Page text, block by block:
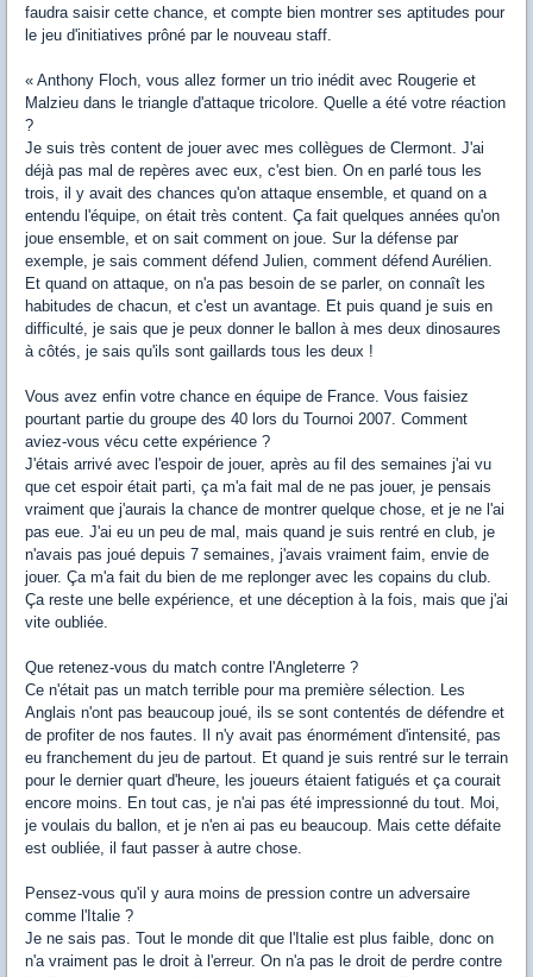
faudra saisir cette chance, et compte bien montrer ses aptitudes pour
le jeu d'initiatives prôné par le nouveau staff.
« Anthony Floch, vous allez former un trio inédit avec Rougerie et
Malzieu dans le triangle d'attaque tricolore. Quelle a été votre réaction
?
Je suis très content de jouer avec mes collègues de Clermont. J'ai
déjà pas mal de repères avec eux, c'est bien. On en parlé tous les
trois, il y avait des chances qu'on attaque ensemble, et quand on a
entendu l'équipe, on était très content. Ça fait quelques années qu'on
joue ensemble, et on sait comment on joue. Sur la défense par
exemple, je sais comment défend Julien, comment défend Aurélien.
Et quand on attaque, on n'a pas besoin de se parler, on connaît les
habitudes de chacun, et c'est un avantage. Et puis quand je suis en
difficulté, je sais que je peux donner le ballon à mes deux dinosaures
à côtés, je sais qu'ils sont gaillards tous les deux !
Vous avez enfin votre chance en équipe de France. Vous faisiez
pourtant partie du groupe des 40 lors du Tournoi 2007. Comment
aviez-vous vécu cette expérience ?
J'étais arrivé avec l'espoir de jouer, après au fil des semaines j'ai vu
que cet espoir était parti, ça m'a fait mal de ne pas jouer, je pensais
vraiment que j'aurais la chance de montrer quelque chose, et je ne l'ai
pas eue. J'ai eu un peu de mal, mais quand je suis rentré en club, je
n'avais pas joué depuis 7 semaines, j'avais vraiment faim, envie de
jouer. Ça m'a fait du bien de me replonger avec les copains du club.
Ça reste une belle expérience, et une déception à la fois, mais que j'ai
vite oubliée.
Que retenez-vous du match contre l'Angleterre ?
Ce n'était pas un match terrible pour ma première sélection. Les
Anglais n'ont pas beaucoup joué, ils se sont contentés de défendre et
de profiter de nos fautes. Il n'y avait pas énormément d'intensité, pas
eu franchement du jeu de partout. Et quand je suis rentré sur le terrain
pour le dernier quart d'heure, les joueurs étaient fatigués et ça courait
encore moins. En tout cas, je n'ai pas été impressionné du tout. Moi,
je voulais du ballon, et je n'en ai pas eu beaucoup. Mais cette défaite
est oubliée, il faut passer à autre chose.
Pensez-vous qu'il y aura moins de pression contre un adversaire
comme l'Italie ?
Je ne sais pas. Tout le monde dit que l'Italie est plus faible, donc on
n'a vraiment pas le droit à l'erreur. On n'a pas le droit de perdre contre